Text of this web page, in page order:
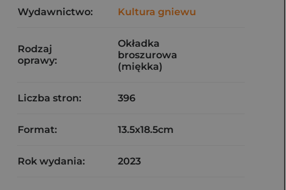
Wydawnictwo: Kultura gniewu
Rodzaj
oprawy:
Okładka
broszurowa
(miękka)
Liczba stron: 396
Format: 13.5x18.5cm
Rok wydania: 2023